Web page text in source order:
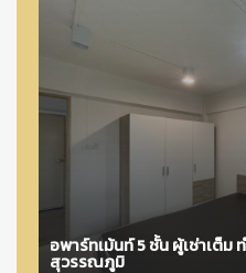
อพาร์ทเม้นท์ 5 ชั้น ผู้เช่าเต็ม
สุวรรณภูมิ